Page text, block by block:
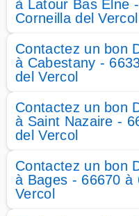
à Latour Bas Elne
Corneilla del Vercol
Contactez un bon
à Cabestany -
del Vercol
Contactez un bon
à Saint Nazaire -
del Vercol
Contactez un bon
à Bages - 66670 à
Vercol